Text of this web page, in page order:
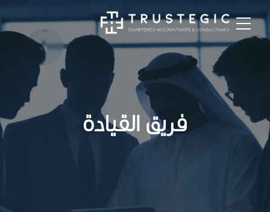
فريق القيادة